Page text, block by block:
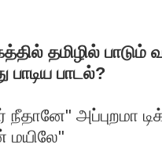
தமிழில் பாடும்
பாடிய பாடல்?
நீதானே" அப்புறமா
மயிலே"